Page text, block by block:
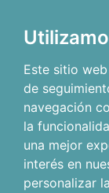
Este sitio
de
navegación
la
una mejor
interés en
personalizar